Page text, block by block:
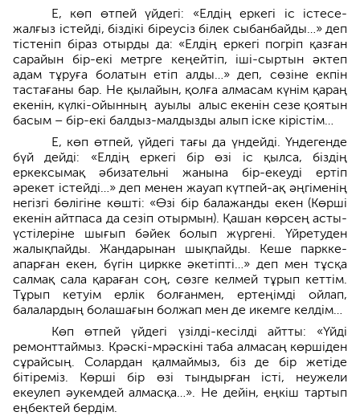
Е, көп өтпей үйдегі: «Елдің еркегі іс істе­се­
жалғыз істейді, біздікі біреусіз білек сыбанбайды…» деп
тістеніп біраз отырды да: «Елдің еркегі погріп қазған
сарайын бір-екі метрге кеңейтіп, іші-сыртын әктеп
адам тұруға болатын етіп алды…» деп, сөзіне екпін
тастағаны бар. Не қылайын, қолға алмасам күнім қараң
екенін, күлкі-ойынның ауылы алыс екенін сезе қоятын
басым – бір-екі балдыз-малдызды алып іске кірістім…
Е, көп өтпей, үйдегі тағы да үндейді. Үндегенде
бүй дейді: «Елдің еркегі бір өзі іс қылса, біздің
еркексымақ әбизательні жанын­а бір-екеуді ертіп
әрекет істейді…» деп менен жауап күтпей-ақ әңгіменің
негізгі бөлігіне көшті: «Өзі бір балажанды екен (Көрші
екенін айтпаса да сезіп отырмын). Қашан көрсең асты-
үстілеріне шығып бәйек болып жүргені. Үйретуден
жалықпайды. Жандарынан шықпайды. Кеше паркке­
апарған екен, бүгін циркке әкетіп­ті…» деп мен тұсқа
салмақ сала қараған соң, сөзге келмей тұрып кет­тім.
Тұрып кетуім ерлік болғанмен, ертеңімді ойлап,
балалардың болашағын болжап мен де икемге келдім…
Көп өтпей үйдегі үзілді-кесілді айтты: «Үйді
ремонттаймыз. Крәскі-мрәс­кіні таба алмасаң көршіден
сұрайсың. Солардан қалмаймыз, біз де бір жетіде
бітіреміз. Көрші бір өзі тындырған істі, неужели
екеулеп әукемдей алмасқа…». Не дейін, еңкіш тартып
еңбектей бердім.